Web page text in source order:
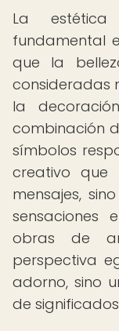
La
fundamental
que la
consideradas
la
combinación
símbolos
creativo que
mensajes,
sensaciones
obras de
perspectiva
adorno, sino
de